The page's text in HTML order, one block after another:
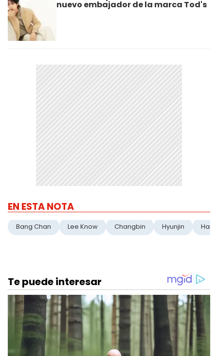
nuevo embajador de la marca Tod's
EN ESTA NOTA
Bang Chan Lee Know Changbin Hyunjin Han